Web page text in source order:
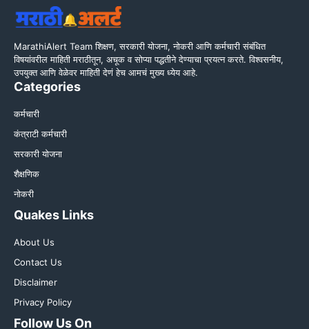
MarathiAlert Team शिक्षण, सरकारी योजना, नोकरी आणि कर्मचारी संबंधित
विषयांवरील माहिती मराठीतून, अचूक व सोप्या पद्धतीने देण्याचा प्रयत्न करते. विश्वसनीय,
उपयुक्त आणि वेळेवर माहिती देणं हेच आमचं मुख्य ध्येय आहे.
Categories
कर्मचारी
कंत्राटी कर्मचारी
सरकारी योजना
शैक्षणिक
नोकरी
Quakes Links
About Us
Contact Us
Disclaimer
Privacy Policy
Follow Us On